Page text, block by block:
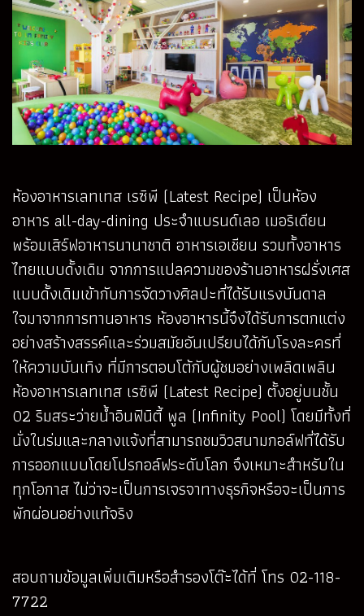
ห้องอาหารเลทเทส เรซิพี (Latest Recipe) เป็นห้อง
อาหาร all-day-dining ประจำแบรนด์เลอ เมอริเดียน
พร้อมเสิร์ฟอาหารนานาชาติ อาหารเอเชียน รวมทั้งอาหาร
ไทยแบบดั้งเดิม จากการแปลความของร้านอาหารฝรั่งเศส
แบบดั้งเดิมเข้ากับการจัดวางศิลปะที่ได้รับแรงบันดาล
ใจมาจากการทานอาหาร ห้องอาหารนี้จึงได้รับการตกแต่ง
อย่างสร้างสรรค์และร่วมสมัยอันเปรียบได้กับโรงละครที่
ให้ความบันเทิง ที่มีการตอบโต้กับผู้ชมอย่างเพลิดเพลิน
ห้องอาหารเลทเทส เรซิพี (Latest Recipe) ตั้งอยู่บนชั้น
02 ริมสระว่ายน้ำอินฟินิตี้ พูล (Infinity Pool) โดยมีทั้งที่
นั่งในร่มและกลางแจ้งที่สามารถชมวิวสนามกอล์ฟที่ได้รับ
การออกแบบโดยโปรกอล์ฟระดับโลก จึงเหมาะสำหรับใน
ทุกโอกาส ไม่ว่าจะเป็นการเจรจาทางธุรกิจหรือจะเป็นการ
พักผ่อนอย่างแท้จริง
สอบถามข้อมูลเพิ่มเติมหรือสำรองโต๊ะได้ที่ โทร 02-118-
7722